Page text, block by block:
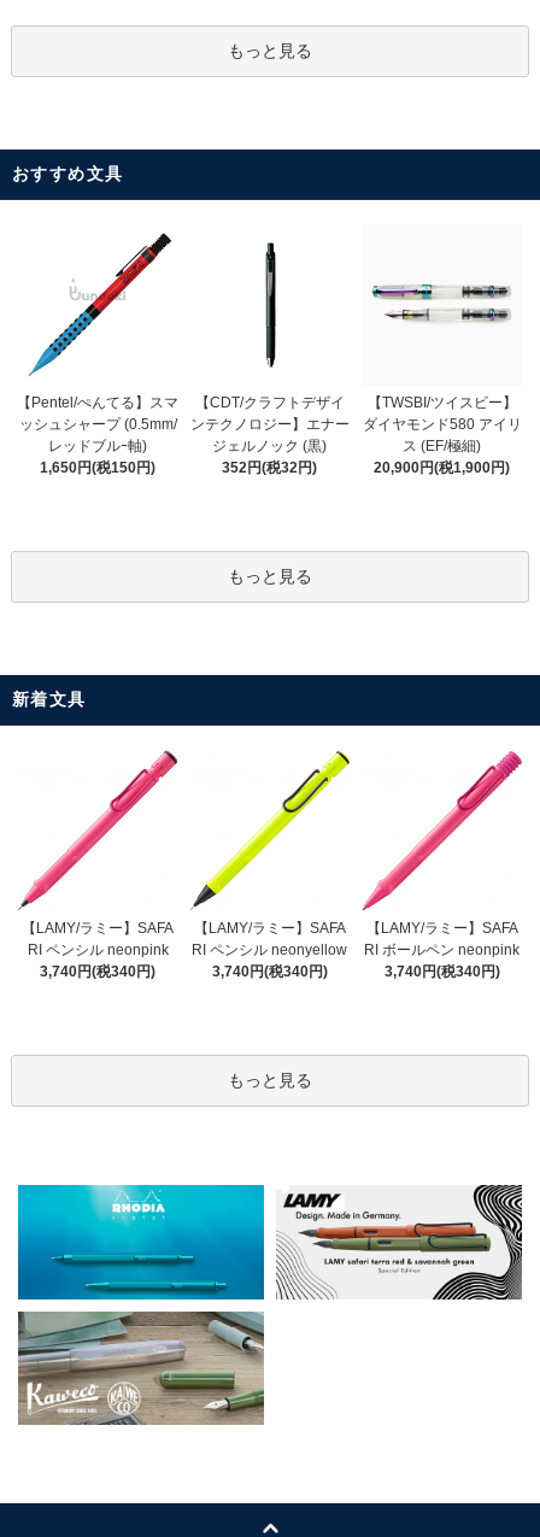
もっと見る
おすすめ文具
【Pentel/ぺんてる】スマ
ッシュシャープ (0.5mm/
レッドブルｰ軸)
1,650円(税150円)
【CDT/クラフトデザイ
ンテクノロジー】エナー
ジェルノック (黒)
352円(税32円)
【TWSBI/ツイスビー】
ダイヤモンド580 アイリ
ス (EF/極細)
20,900円(税1,900円)
もっと見る
新着文具
【LAMY/ラミー】SAFA
RI ペンシル neonpink
3,740円(税340円)
【LAMY/ラミー】SAFA
RI ペンシル neonyellow
3,740円(税340円)
【LAMY/ラミー】SAFA
RI ボールペン neonpink
3,740円(税340円)
もっと見る